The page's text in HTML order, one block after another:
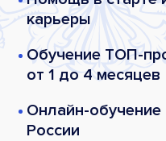
карьеры
Обучение ТОП-
от 1 до 4 месяцев
Онлайн-обучение
России